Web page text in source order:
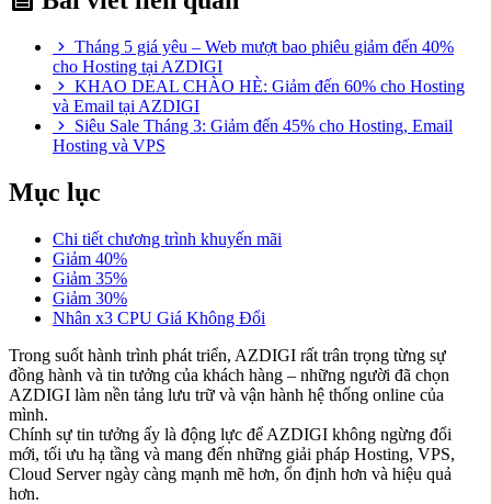
Tháng 5 giá yêu – Web mượt bao phiêu giảm đến 40%
cho Hosting tại AZDIGI
KHAO DEAL CHÀO HÈ: Giảm đến 60% cho Hosting
và Email tại AZDIGI
Siêu Sale Tháng 3: Giảm đến 45% cho Hosting, Email
Hosting và VPS
Mục lục
Chi tiết chương trình khuyến mãi
Giảm 40%
Giảm 35%
Giảm 30%
Nhân x3 CPU Giá Không Đổi
Trong suốt hành trình phát triển, AZDIGI rất trân trọng từng sự
đồng hành và tin tưởng của khách hàng – những người đã chọn
AZDIGI làm nền tảng lưu trữ và vận hành hệ thống online của
mình.
Chính sự tin tưởng ấy là động lực để AZDIGI không ngừng đổi
mới, tối ưu hạ tầng và mang đến những giải pháp Hosting, VPS,
Cloud Server ngày càng mạnh mẽ hơn, ổn định hơn và hiệu quả
hơn.